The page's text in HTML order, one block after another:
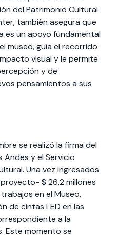
del Patrimonio Cultural
también asegura que
es un apoyo fundamental
museo, guía el recorrido
visual y le permite
y de
pensamientos a sus
se realizó la firma del
Andes y el Servicio
Una vez ingresados
$ 26,2 millones
en el Museo,
de cintas LED en las
a la
Este momento se